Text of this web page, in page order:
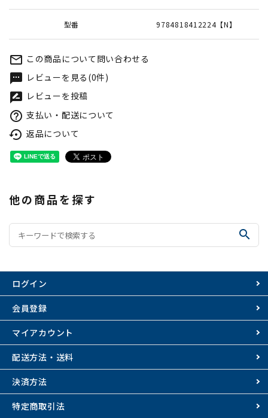
型番 9784818412224【N】
mail_outline この商品について問い合わせる
textsms レビューを見る(0件)
rate_review レビューを投稿
help_outline 支払い・配送について
settings_backup_restore 返品について
他の商品を探す
search
ログイン
会員登録
マイアカウント
配送方法・送料
決済方法
特定商取引法